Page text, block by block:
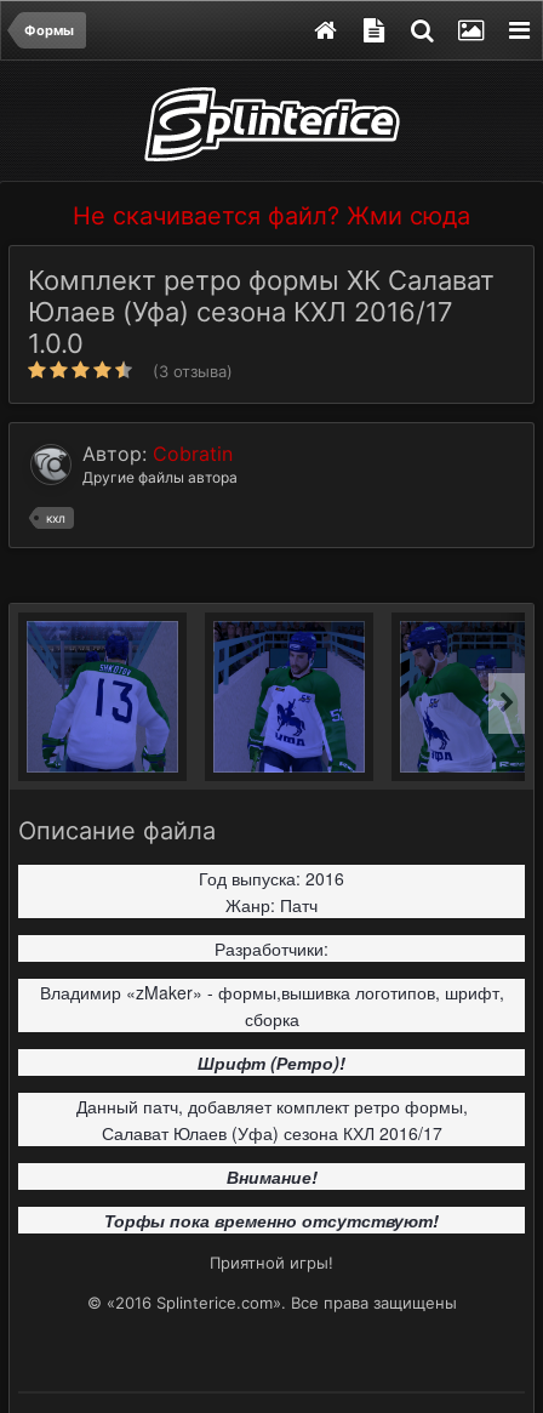
Формы
Не скачивается файл? Жми сюда
Комплект ретро формы ХК Салават
Юлаев (Уфа) сезона КХЛ 2016/17
1.0.0
(3 отзыва)
Автор: Cobratin
Другие файлы автора
кхл
Описание файла
Год выпуска: 2016
Жанр: Патч
Разработчики:
Владимир «zMaker» - формы,вышивка логотипов, шрифт,
сборка
Шрифт (Ретро)!
Данный патч, добавляет комплект ретро формы,
Салават Юлаев (Уфа) сезона КХЛ 2016/17
Внимание!
Торфы пока временно отсутствуют!
Приятной игры!
© «2016 Splinterice.com». Все права защищены